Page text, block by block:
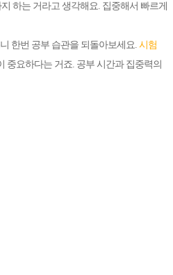
하는 거라고 생각해요. 집중해서 빠르게
한번 공부 습관을 되돌아보세요. 시험
중요하다는 거죠. 공부 시간과 집중력의